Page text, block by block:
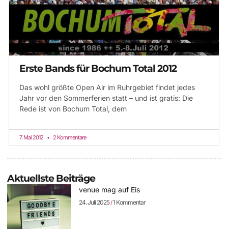
Erste Bands für Bochum Total 2012
Das wohl größte Open Air im Ruhrgebiet findet jedes
Jahr vor den Sommerferien statt – und ist gratis: Die
Rede ist von Bochum Total, dem
7. Mai 2012 2 Kommentare
Aktuellste Beiträge
venue mag auf Eis
24. Juli 2025 1 Kommentar